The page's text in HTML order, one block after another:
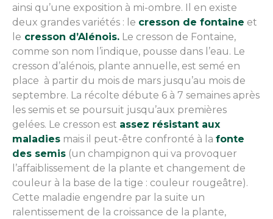
ainsi qu’une exposition à mi-ombre. Il en existe
deux grandes variétés : le cresson de fontaine et
le cresson d’Alénois. Le cresson de Fontaine,
comme son nom l’indique, pousse dans l’eau. Le
cresson d’alénois, plante annuelle, est semé en
place à partir du mois de mars jusqu’au mois de
septembre. La récolte débute 6 à 7 semaines après
les semis et se poursuit jusqu’aux premières
gelées. Le cresson est assez résistant aux
maladies mais il peut-être confronté à la fonte
des semis (un champignon qui va provoquer
l’affaiblissement de la plante et changement de
couleur à la base de la tige : couleur rougeâtre).
Cette maladie engendre par la suite un
ralentissement de la croissance de la plante,